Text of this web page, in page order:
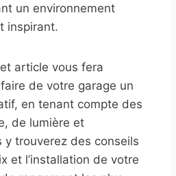
un environnement
inspirant.
article vous fera
de votre garage un
en tenant compte des
de lumière et
y trouverez des conseils
et l’installation de votre